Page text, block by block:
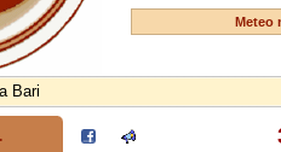
Meteo
Bari